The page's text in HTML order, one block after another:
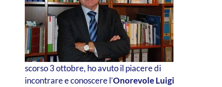
scorso 3 ottobre, ho avuto il piacere di
incontrare e conoscere l’Onorevole Luigi